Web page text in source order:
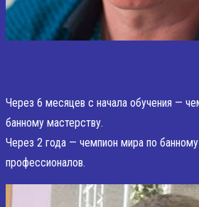
Через 6 месяцев с начала обучения —
банному мастерству.
Через 2 года — чемпион мира по
профессионалов.